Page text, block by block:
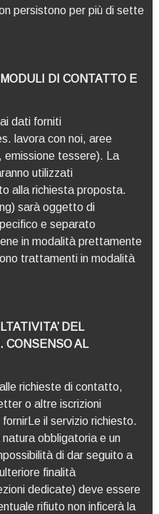
persistono per più di sette
DI CONTATTO E
dati forniti
lavora con noi, aree
emissione tessere). La
utilizzati
alla richiesta proposta.
sarà oggetto di
e separato
in modalità prettamente
trattamenti in modalità
DEL
CONSENSO AL
richieste di contatto,
o altre iscrizioni
il servizio richiesto.
natura obbligatoria e un
di dar seguito a
finalità
dedicate) deve essere
rifiuto non inficerà la